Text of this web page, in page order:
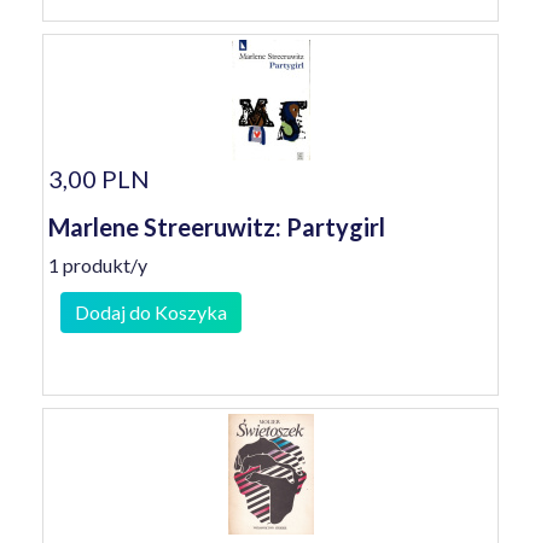
3,00 PLN
Marlene Streeruwitz: Partygirl
1 produkt/y
Dodaj do Koszyka